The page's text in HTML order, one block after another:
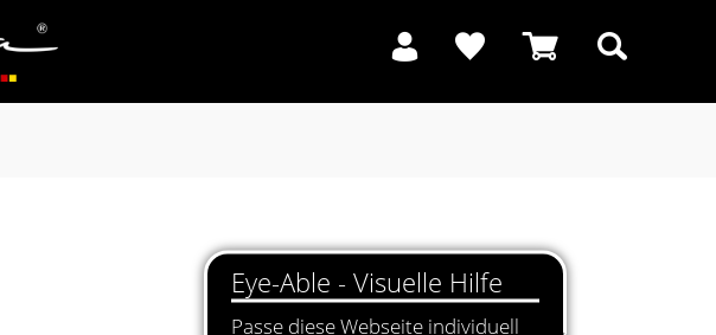
Suchen